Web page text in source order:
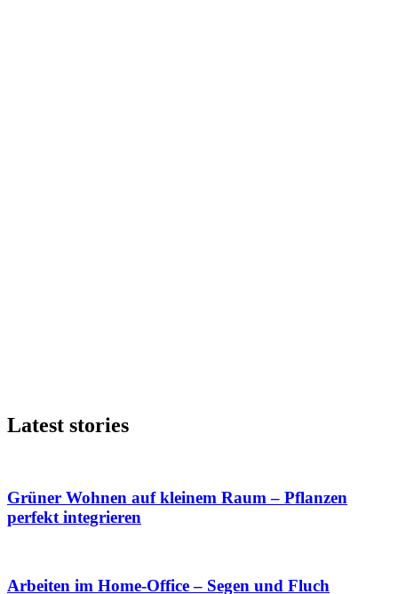
Latest stories
Grüner Wohnen auf kleinem Raum – Pflanzen
perfekt integrieren
Arbeiten im Home-Office – Segen und Fluch